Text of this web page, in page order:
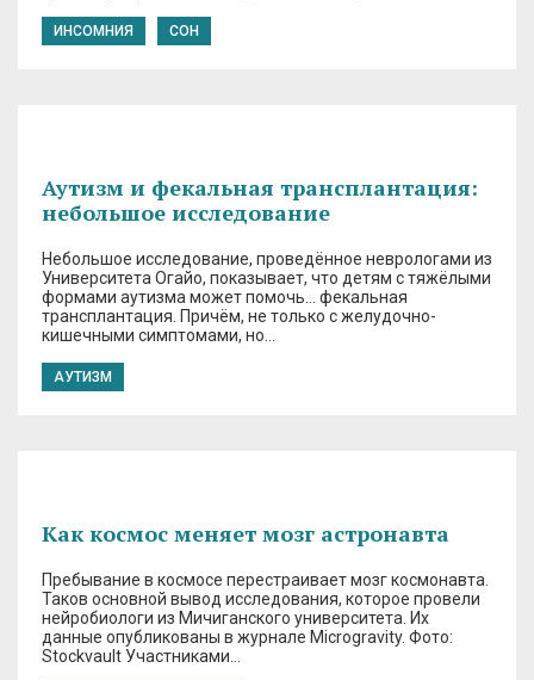
ИНСОМНИЯ СОН
Аутизм и фекальная трансплантация:
небольшое исследование
Небольшое исследование, проведённое неврологами из
Университета Огайо, показывает, что детям с тяжёлыми
формами аутизма может помочь… фекальная
трансплантация. Причём, не только с желудочно-
кишечными симптомами, но…
АУТИЗМ
Как космос меняет мозг астронавта
Пребывание в космосе перестраивает мозг космонавта.
Таков основной вывод исследования, которое провели
нейробиологи из Мичиганского университета. Их
данные опубликованы в журнале Microgravity. Фото:
Stockvault Участниками…